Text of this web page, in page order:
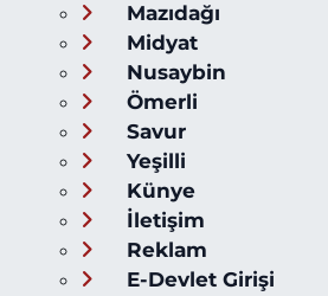
Mazıdağı
Midyat
Nusaybin
Ömerli
Savur
Yeşilli
Künye
İletişim
Reklam
E-Devlet Girişi